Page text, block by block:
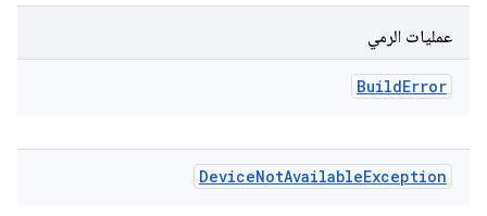
عمليات الرمي
BuildError
DeviceNotAvailableException